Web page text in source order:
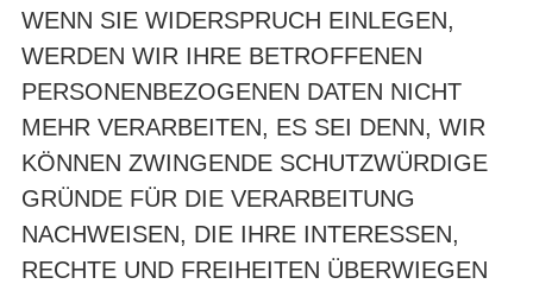
WENN SIE WIDERSPRUCH EINLEGEN,
WERDEN WIR IHRE BETROFFENEN
PERSONENBEZOGENEN DATEN NICHT
MEHR VERARBEITEN, ES SEI DENN, WIR
KÖNNEN ZWINGENDE SCHUTZWÜRDIGE
GRÜNDE FÜR DIE VERARBEITUNG
NACHWEISEN, DIE IHRE INTERESSEN,
RECHTE UND FREIHEITEN ÜBERWIEGEN